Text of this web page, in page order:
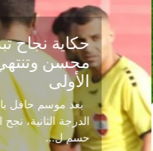
نجاح تبدأ من جبل
وتنتهي في
موسم حافل بالإثارة والصراع
الثانية، نجح الإخاء الأهلي
ل...